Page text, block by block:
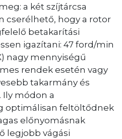
a két szíjtárcsa
cserélhető, hogy a rotor
betakarítási
igazítani: 47 ford/min
nagy mennyiségű
rendek esetén vagy
takarmány és
Ily módon a
optimálisan feltöltődnek
előnyomásnak
legjobb vágási